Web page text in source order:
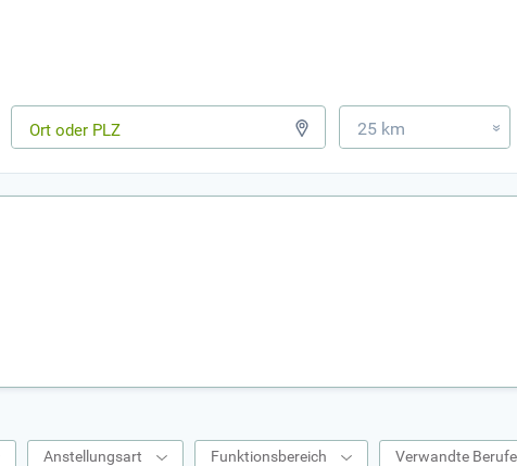
25 km »
Anstellungsart Funktionsbereich Verwandte Berufe